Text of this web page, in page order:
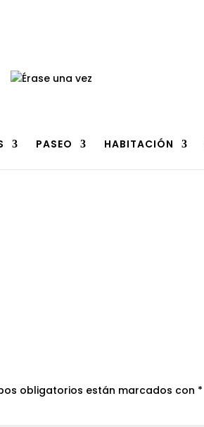
PASEO HABITACIÓN
obligatorios están marcados con *